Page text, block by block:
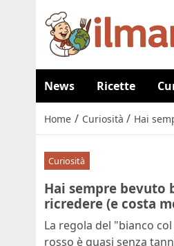
News Ricette
Home / Curiosità / Hai
Curiosità
Hai sempre bevuto
ricredere (e costa
La regola del "bianco
rosso è quasi senza